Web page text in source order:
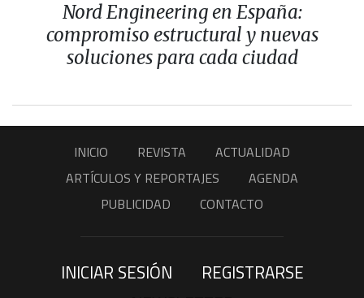
Nord Engineering en España:
compromiso estructural y nuevas
soluciones para cada ciudad
INICIO REVISTA
ACTUALIDAD
ARTÍCULOS Y REPORTAJES
AGENDA
PUBLICIDAD
CONTACTO
INICIAR SESIÓN
REGISTRARSE